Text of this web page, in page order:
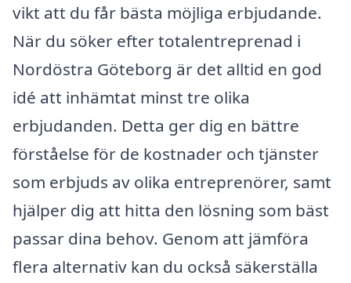
vikt att du får bästa möjliga erbjudande.
När du söker efter totalentreprenad i
Nordöstra Göteborg är det alltid en god
idé att inhämtat minst tre olika
erbjudanden. Detta ger dig en bättre
förståelse för de kostnader och tjänster
som erbjuds av olika entreprenörer, samt
hjälper dig att hitta den lösning som bäst
passar dina behov. Genom att jämföra
flera alternativ kan du också säkerställa